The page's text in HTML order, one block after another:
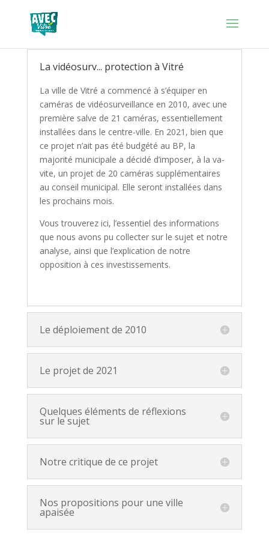
La vidéosurv... protection à Vitré
La ville de Vitré a commencé à s’équiper en
caméras de vidéosurveillance en 2010, avec une
première salve de 21 caméras, essentiellement
installées dans le centre-ville. En 2021, bien que
ce projet n’ait pas été budgété au BP, la
majorité municipale a décidé d’imposer, à la va-
vite, un projet de 20 caméras supplémentaires
au conseil municipal. Elle seront installées dans
les prochains mois.
Vous trouverez ici, l’essentiel des informations
que nous avons pu collecter sur le sujet et notre
analyse, ainsi que l’explication de notre
opposition à ces investissements.
Le déploiement de 2010
Le projet de 2021
Quelques éléments de réflexions
sur le sujet
Notre critique de ce projet
Nos propositions pour une ville
apaisée